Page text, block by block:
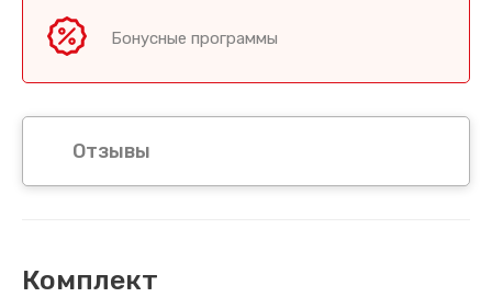
Бонусные программы
Отзывы
Комплект